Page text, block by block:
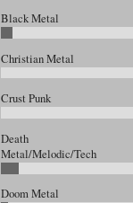
Black Metal
Christian Metal
Crust Punk
Death
Metal/Melodic/Tech
Doom Metal